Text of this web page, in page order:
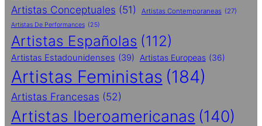
Artistas Conceptuales (51) Artistas Contemporaneas (27)
Artistas De Performances (25)
Artistas Españolas (112)
Artistas Estadounidenses (39) Artistas Europeas (36)
Artistas Feministas (184)
Artistas Francesas (52)
Artistas Iberoamericanas (140)